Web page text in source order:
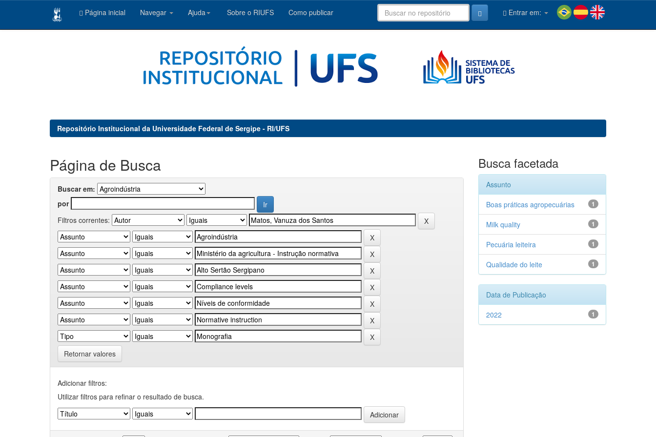
Página inicial Navegar Ajuda Sobre o RIUFS Como publicar Entrar em:
Repositório Institucional da Universidade Federal de Sergipe - RI/UFS
Página de Busca
Buscar em:
por
Filtros correntes:
Retornar valores
Adicionar filtros:
Utilizar filtros para refinar o resultado de busca.
Busca facetada
Assunto
1
Boas práticas agropecuárias
1
Milk quality
1
Pecuária leiteira
1
Qualidade do leite
Data de Publicação
1
2022